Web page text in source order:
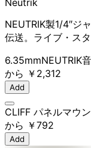
Neutrik
NEUTRIK製1/4″ジ
伝送。ライブ・ス
6.35mmNEUTRIK
から ￥2,312
Add
CLIFF パネルマウ
から ￥792
Add